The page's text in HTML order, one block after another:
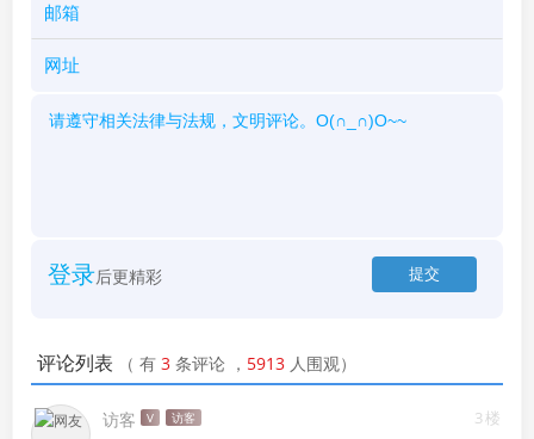
登录后更精彩
评论列表 （ 有 3 条评论 ， 5913 人围观）
访客 V 访客
3楼